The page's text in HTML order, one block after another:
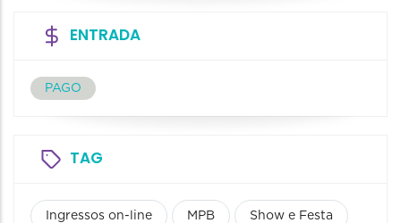
ENTRADA
PAGO
TAG
Ingressos on-line MPB Show e Festa